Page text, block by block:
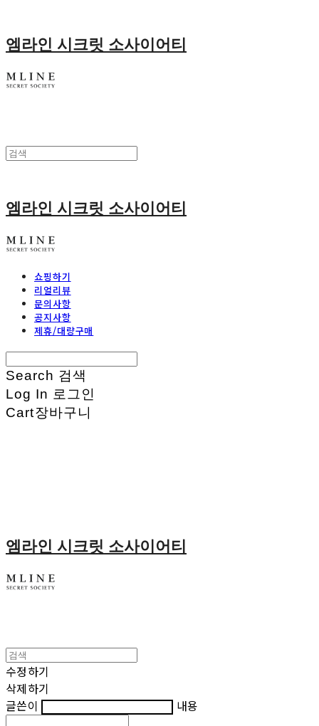
엠라인 시크릿 소사이어티
엠라인 시크릿 소사이어티
쇼핑하기
리얼리뷰
문의사항
공지사항
제휴/대량구매
Search 검색
Log In 로그인
Cart장바구니
엠라인 시크릿 소사이어티
수정하기
삭제하기
글쓴이
내용